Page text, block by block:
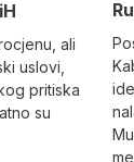
ali
uslovi,
pritiska
su